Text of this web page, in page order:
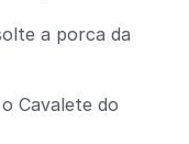
a porca da
Cavalete do